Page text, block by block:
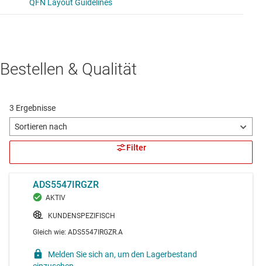
Bestellen & Qualität